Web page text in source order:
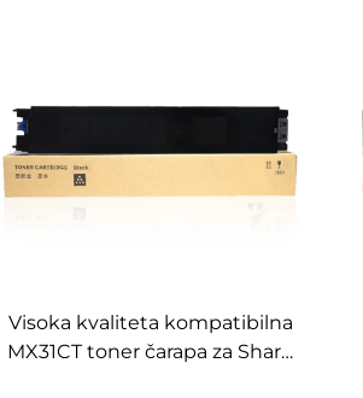
Visoka kvaliteta kompatibilna
MX31CT toner čarapa za Sharp